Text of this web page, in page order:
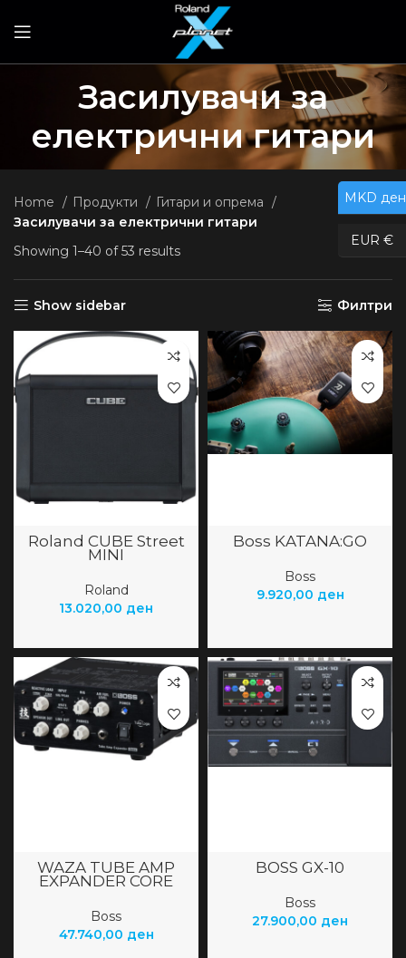
Засилувачи за
електрични гитари
Home Продукти
Гитари и опрема
Засилувачи за електрични гитари
Showing 1–40 of 53 results
Show sidebar Филтри
Roland CUBE Street
MINI
Roland
13.020,00 ден
Boss KATANA:GO
Boss
9.920,00 ден
WAZA TUBE AMP
EXPANDER CORE
Boss
47.740,00 ден
BOSS GX-10
Boss
27.900,00 ден
MKD ден
EUR €